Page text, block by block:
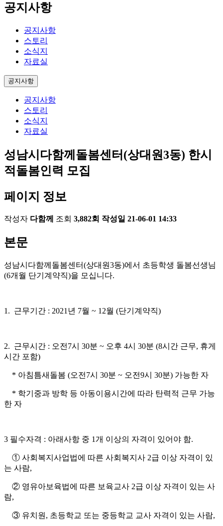
공지사항
공지사항
스토리
소식지
자료실
공지사항
공지사항
스토리
소식지
자료실
성남시다함께돌봄센터(상대원3동) 한시
적돌봄인력 모집
페이지 정보
작성자 다함께 조회 3,882회 작성일 21-06-01 14:33
본문
성남시다함께돌봄센터(상대원3동)에서 초등학생 돌봄선생님
(6개월 단기계약직)을 모십니다.
1. 근무기간 : 2021년 7월 ~ 12월 (단기계약직)
2. 근무시간 : 오전7시 30분 ~ 오후 4시 30분 (8시간 근무, 휴게
시간 포함)
* 아침틈새돌봄 (오전7시 30분 ~ 오전9시 30분) 가능한 자
* 학기중과 방학 등 아동이용시간에 따라 탄력적 근무 가능
한 자
3 필수자격 : 아래사항 중 1개 이상의 자격이 있어야 함.
① 사회복지사업법에 따른 사회복지사 2급 이상 자격이 있
는 사람,
② 영유아보육법에 따른 보육교사 2급 이상 자격이 있는 사
람,
③ 유치원, 초등학교 또는 중등학교 교사 자격이 있는 사람,